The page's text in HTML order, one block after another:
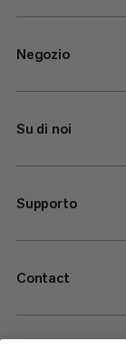
Negozio
Su di noi
Supporto
Contact